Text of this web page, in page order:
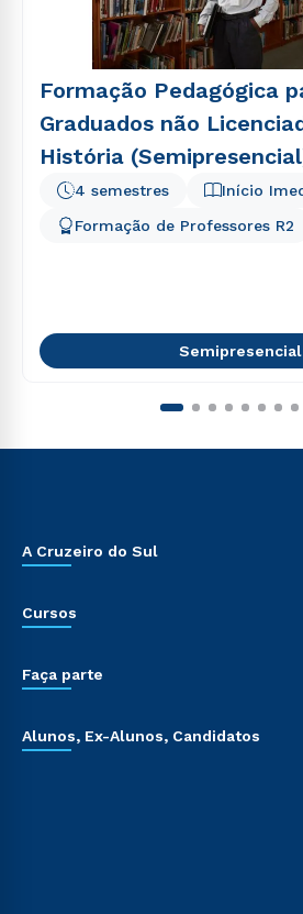
Formação Pedagógica
Graduados não
História
Início
4 semestres
Formação de Professores R2
Semipresencial
A Cruzeiro do Sul
Cursos
Faça parte
Alunos, Ex-Alunos, Candidatos